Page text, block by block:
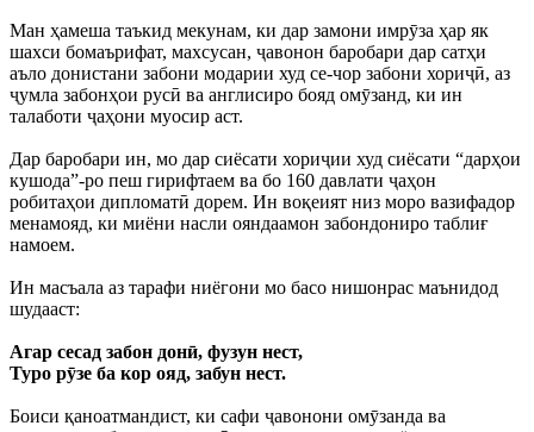
Ман ҳамеша таъкид мекунам, ки дар замони имрӯза ҳар як
шахси бомаърифат, махсусан, ҷавонон баробари дар сатҳи
аъло донистани забони модарии худ се-чор забони хориҷӣ, аз
ҷумла забонҳои русӣ ва англисиро бояд омӯзанд, ки ин
талаботи ҷаҳони муосир аст.
Дар баробари ин, мо дар сиёсати хориҷии худ сиёсати “дарҳои
кушода”-ро пеш гирифтаем ва бо 160 давлати ҷаҳон
робитаҳои дипломатӣ дорем. Ин воқеият низ моро вазифадор
менамояд, ки миёни насли ояндаамон забондониро таблиғ
намоем.
Ин масъала аз тарафи ниёгони мо басо нишонрас маънидод
шудааст:
Агар сесад забон донӣ, фузун нест,
Туро рӯзе ба кор ояд, забун нест.
Боиси қаноатмандист, ки сафи ҷавонони омӯзанда ва